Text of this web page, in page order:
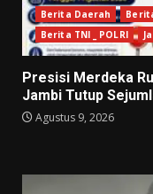
Berita Daerah
Berita TNI _ POLRI
Presisi Merdeka
Jambi Tutup
Agustus 9, 2026